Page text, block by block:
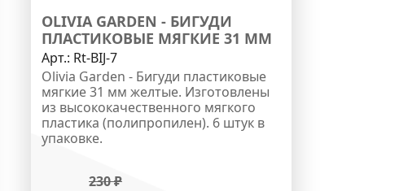
OLIVIA GARDEN - БИГУДИ
ПЛАСТИКОВЫЕ МЯГКИЕ 31 ММ
Арт.: Rt-BIJ-7
Olivia Garden - Бигуди пластиковые
мягкие 31 мм желтые. Изготовлены
из высококачественного мягкого
пластика (полипропилен). 6 штук в
упаковке.
230₽